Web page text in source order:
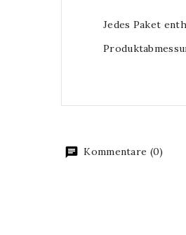
Jedes Paket
Kommentare (0)